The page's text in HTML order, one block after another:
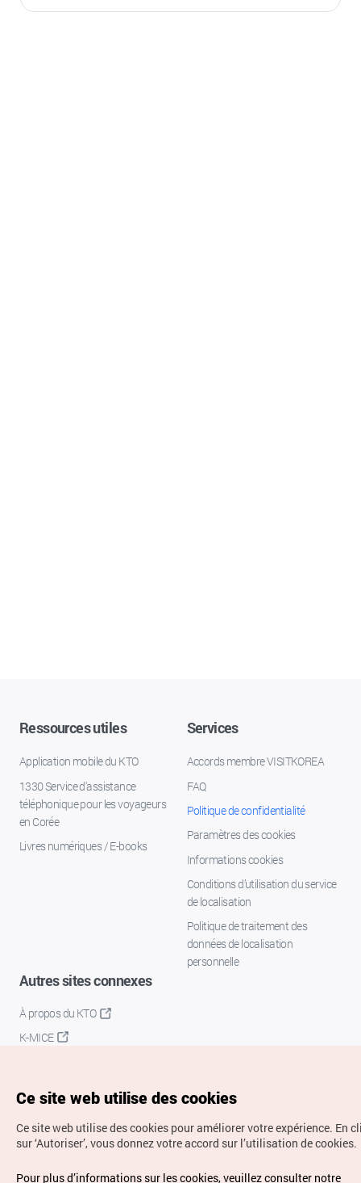
Ressources utiles
Application mobile du KTO
1330 Service d'assistance
téléphonique pour les voyageurs
en Corée
Livres numériques / E-books
Services
Accords membre VISITKOREA
FAQ
Politique de confidentialité
Paramètres des cookies
Informations cookies
Conditions d’utilisation du service
de localisation
Politique de traitement des
données de localisation
personnelle
Autres sites connexes
À propos du KTO
K-MICE
Droits d’auteur (c) Office National du Tourisme en Corée.
Ce site web utilise des cookies
Ce site web utilise des cookies pour améliorer votre expérience. En
sur ‘Autoriser’, vous donnez votre accord sur l’utilisation de cookies.
Pour plus d’informations sur les cookies, veuillez consulter notre